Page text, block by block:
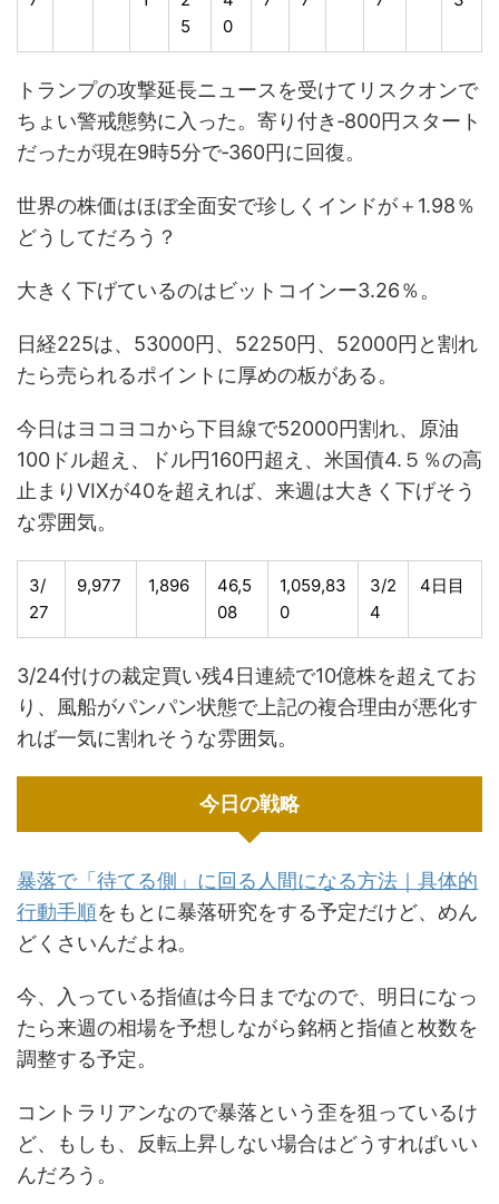
5
0
トランプの攻撃延長ニュースを受けてリスクオンで
ちょい警戒態勢に入った。寄り付き‐800円スタート
だったが現在9時5分で‐360円に回復。
世界の株価はほぼ全面安で珍しくインドが＋1.98％
どうしてだろう？
大きく下げているのはビットコインー3.26％。
日経225は、53000円、52250円、52000円と割れ
たら売られるポイントに厚めの板がある。
今日はヨコヨコから下目線で52000円割れ、原油
100ドル超え、ドル円160円超え、米国債4.５％の高
止まりVIXが40を超えれば、来週は大きく下げそう
な雰囲気。
3/
27
9,977 1,896
46,5
08
1,059,83
0
3/2
4
4日目
3/24付けの裁定買い残4日連続で10億株を超えてお
り、風船がパンパン状態で上記の複合理由が悪化す
れば一気に割れそうな雰囲気。
今日の戦略
暴落で「待てる側」に回る人間になる方法｜具体的
行動手順をもとに暴落研究をする予定だけど、めん
どくさいんだよね。
今、入っている指値は今日までなので、明日になっ
たら来週の相場を予想しながら銘柄と指値と枚数を
調整する予定。
コントラリアンなので暴落という歪を狙っているけ
ど、もしも、反転上昇しない場合はどうすればいい
んだろう。